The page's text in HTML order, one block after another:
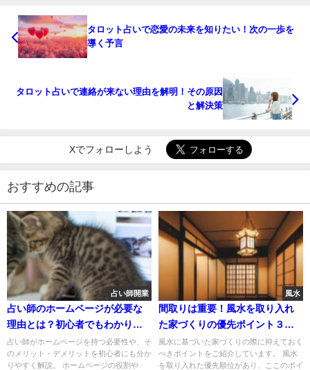
タロット占いで恋愛の未来を知りたい！次の一歩を
導く予言
タロット占いで連絡が来ない理由を解明！その原因
と解決策
Xでフォローしよう
おすすめの記事
占い師開業
占い師のホームページが必要な
理由とは？初心者でもわかりや
すく解説
占い師がホームページを持つ必要性や、そ
のメリット・デメリットを初心者にも分か
りやすく解説。 ホームページの役割や
風水
間取りは重要！風水を取り入れ
た家づくりの優先ポイント３つ
と特徴
風水に基づいた家づくりの際に抑えておく
べきポイントをご紹介しています。 風水
を取り入れた優先順位があり、ここのポイ